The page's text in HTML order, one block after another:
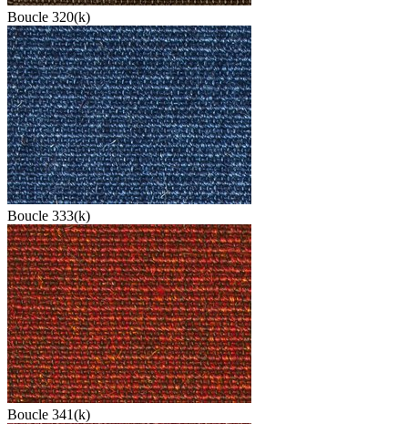
Boucle 320(k)
Boucle 333(k)
Boucle 341(k)